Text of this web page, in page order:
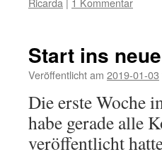
Start ins
Veröffentlicht am 2019-01-03
Die erste Woche
habe gerade alle
veröffentlicht